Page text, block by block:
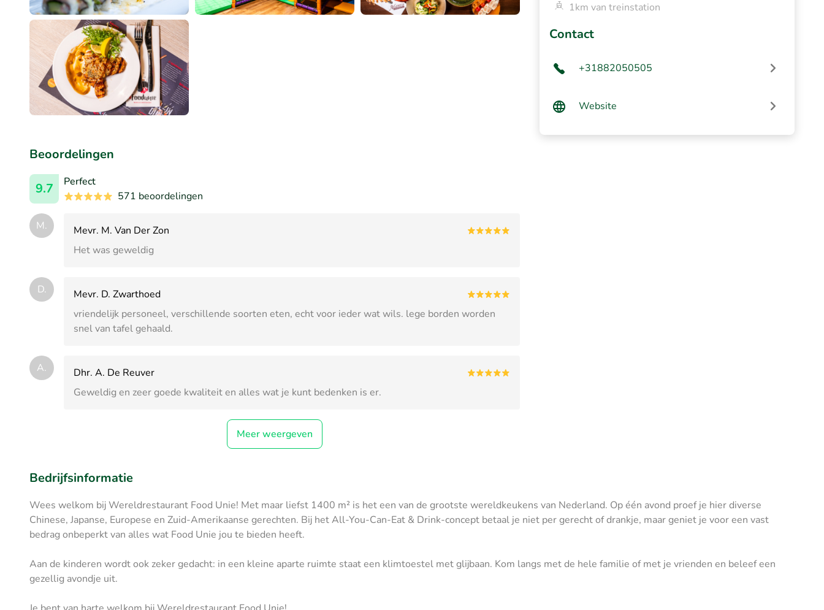
Beoordelingen
9.7
Perfect
571 beoordelingen
M.
Mevr. M. Van Der Zon
Het was geweldig
D.
Mevr. D. Zwarthoed
vriendelijk personeel, verschillende soorten eten, echt voor ieder wat wils. lege borden worden
snel van tafel gehaald.
A.
Dhr. A. De Reuver
Geweldig en zeer goede kwaliteit en alles wat je kunt bedenken is er.
Meer weergeven
1km van treinstation
Contact
+31882050505
Website
Bedrijfsinformatie
Wees welkom bij Wereldrestaurant Food Unie! Met maar liefst 1400 m² is het een van de grootste wereldkeukens van Nederland. Op één avond proef je hier diverse
Chinese, Japanse, Europese en Zuid-Amerikaanse gerechten. Bij het All-You-Can-Eat & Drink-concept betaal je niet per gerecht of drankje, maar geniet je voor een vast
bedrag onbeperkt van alles wat Food Unie jou te bieden heeft.
Aan de kinderen wordt ook zeker gedacht: in een kleine aparte ruimte staat een klimtoestel met glijbaan. Kom langs met de hele familie of met je vrienden en beleef een
gezellig avondje uit.